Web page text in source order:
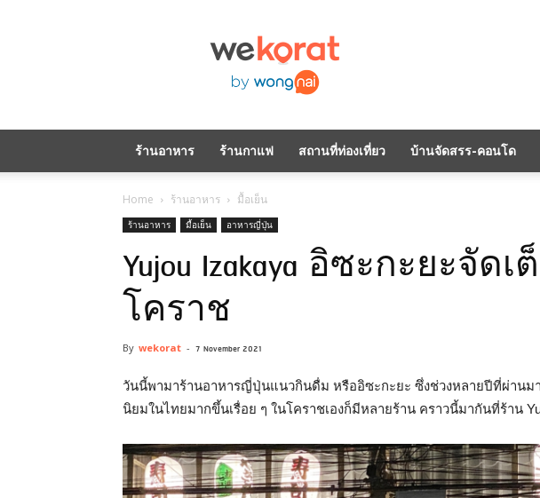
ร้านอาหาร ร้านกาแฟ สถานที่ท่องเที่ยว บ้านจัดสรร-คอนโด
Home ร้านอาหาร มื้อเย็น
ร้านอาหาร มื้อเย็น อาหารญี่ปุ่น
Yujou Izakaya อิซะกะยะจัด
โคราช
By wekorat - 7 November 2021
วันนี้พามาร้านอาหารญี่ปุ่นแนวกินดื่ม หรืออิซะกะยะ ซึ่งช่วงหลายปีที่ผ่าน
นิยมในไทยมากขึ้นเรื่อย ๆ ในโคราชเองก็มีหลายร้าน คราวนี้มากันที่ร้าน